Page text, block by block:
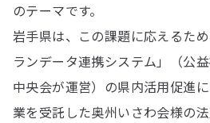
のテーマです。
岩手県は、この課題に応えるた
ランデータ連携システム」（公
中央会が運営）の県内活用促進
業を受託した奥州いさわ会様の